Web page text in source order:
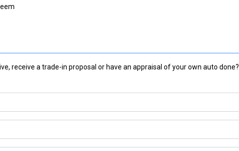
receive a trade-in proposal or have an appraisal of your own auto done?